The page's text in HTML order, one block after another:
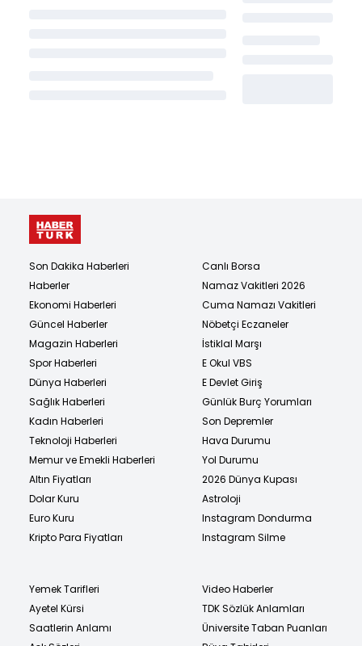
Son Dakika Haberleri
Haberler
Ekonomi Haberleri
Güncel Haberler
Magazin Haberleri
Spor Haberleri
Dünya Haberleri
Sağlık Haberleri
Kadın Haberleri
Teknoloji Haberleri
Memur ve Emekli Haberleri
Altın Fiyatları
Dolar Kuru
Euro Kuru
Kripto Para Fiyatları
Canlı Borsa
Namaz Vakitleri 2026
Cuma Namazı Vakitleri
Nöbetçi Eczaneler
İstiklal Marşı
E Okul VBS
E Devlet Giriş
Günlük Burç Yorumları
Son Depremler
Hava Durumu
Yol Durumu
2026 Dünya Kupası
Astroloji
Instagram Dondurma
Instagram Silme
Yemek Tarifleri
Ayetel Kürsi
Saatlerin Anlamı
Video Haberler
TDK Sözlük Anlamları
Üniversite Taban Puanları